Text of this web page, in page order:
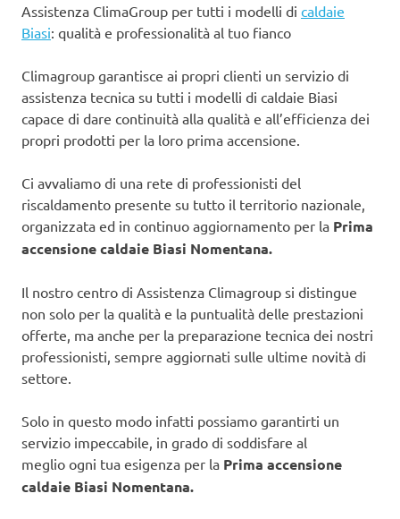
Assistenza ClimaGroup per tutti i modelli di caldaie
Biasi: qualità e professionalità al tuo fianco
Climagroup garantisce ai propri clienti un servizio di
assistenza tecnica su tutti i modelli di caldaie Biasi
capace di dare continuità alla qualità e all’efficienza dei
propri prodotti per la loro prima accensione.
Ci avvaliamo di una rete di professionisti del
riscaldamento presente su tutto il territorio nazionale,
organizzata ed in continuo aggiornamento per la Prima
accensione caldaie Biasi Nomentana.
Il nostro centro di Assistenza Climagroup si distingue
non solo per la qualità e la puntualità delle prestazioni
offerte, ma anche per la preparazione tecnica dei nostri
professionisti, sempre aggiornati sulle ultime novità di
settore.
Solo in questo modo infatti possiamo garantirti un
servizio impeccabile, in grado di soddisfare al
meglio ogni tua esigenza per la Prima accensione
caldaie Biasi Nomentana.